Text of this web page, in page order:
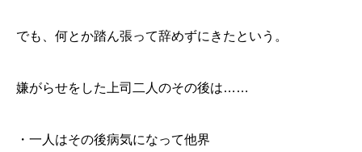
でも、何とか踏ん張って辞めずにきたという。
嫌がらせをした上司二人のその後は……
・一人はその後病気になって他界